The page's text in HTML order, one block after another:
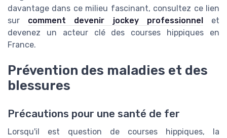
davantage dans ce milieu fascinant, consultez ce lien
sur comment devenir jockey professionnel
et
devenez un acteur clé des courses hippiques en
France.
Prévention des maladies et des
blessures
Précautions pour une santé de fer
Lorsqu'il est question de courses hippiques, la